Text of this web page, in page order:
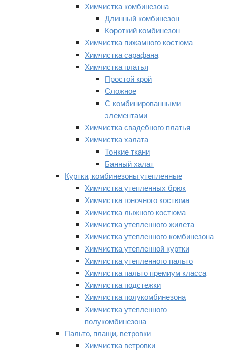
Химчистка комбинезона
Длинный комбинезон
Короткий комбинезон
Химчистка пижамного костюма
Химчистка сарафана
Химчистка платья
Простой крой
Сложное
С комбинированными
элементами
Химчистка свадебного платья
Химчистка халата
Тонкие ткани
Банный халат
Куртки, комбинезоны утепленные
Химчистка утепленных брюк
Химчистка гоночного костюма
Химчистка лыжного костюма
Химчистка утепленного жилета
Химчистка утепленного комбинезона
Химчистка утепленной куртки
Химчистка утепленного пальто
Химчистка пальто премиум класса
Химчистка подстежки
Химчистка полукомбинезона
Химчистка утепленного
полукомбинезона
Пальто, плащи, ветровки
Химчистка ветровки